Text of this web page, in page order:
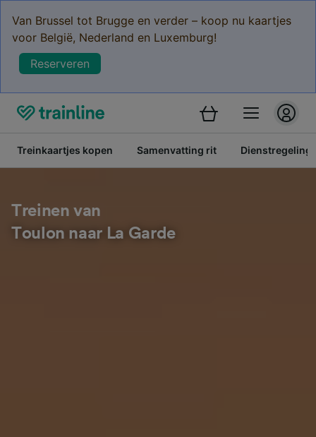
Van Brussel tot Brugge en verder – koop nu kaartjes
voor België, Nederland en Luxemburg!
Reserveren
Treinkaartjes kopen Samenvatting rit Dienstregeling
Treinen van
Toulon naar La Garde